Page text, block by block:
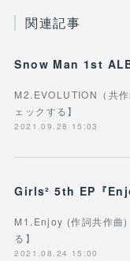
関連記事
M2.EVOLUTION（共
ェックする】
2021.09.28 15:03
Girls² 5th EP『
M1.Enjoy (作詞共作曲)
る】
2021.08.24 15:00